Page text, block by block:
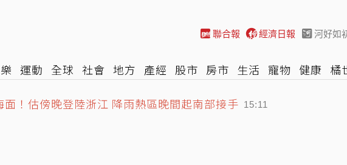
聯合報 經濟日報 河好如
運動 全球 社會 地方 產經 股市 房市 生活 寵物 健康 橘
！估傍晚登陸浙江 降雨熱區晚間起南部接手
沈伯洋致歉盼精進、藍議員8字狠酸 14:52